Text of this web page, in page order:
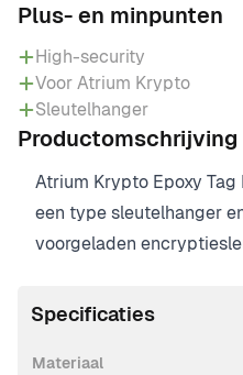
Plus- en minpunten
High-security
Voor Atrium Krypto
Sleutelhanger
Productomschrijving
Atrium Krypto Epoxy
een type sleutelhanger
voorgeladen
Specificaties
Materiaal